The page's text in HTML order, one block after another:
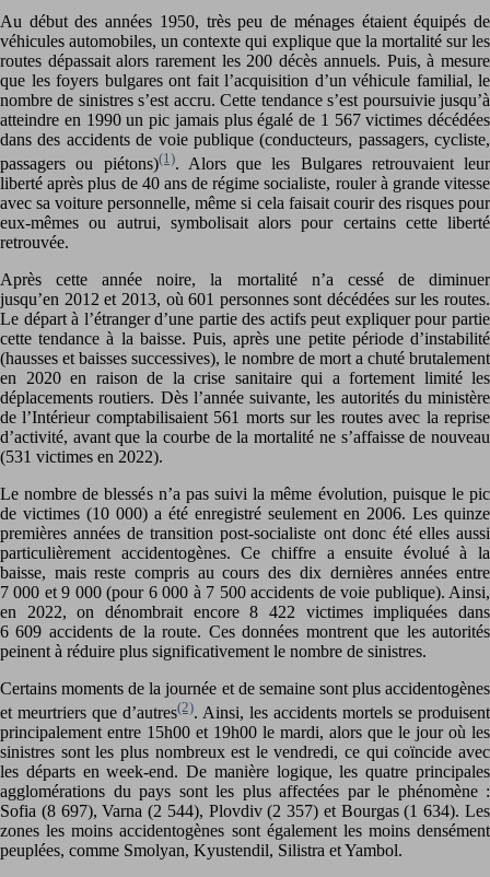
Au début des années 1950, très peu de ménages étaient équipés de
véhicules automobiles, un contexte qui explique que la mortalité sur les
routes dépassait alors rarement les 200 décès annuels. Puis, à mesure
que les foyers bulgares ont fait l’acquisition d’un véhicule familial, le
nombre de sinistres s’est accru. Cette tendance s’est poursuivie jusqu’à
atteindre en 1990 un pic jamais plus égalé de 1 567 victimes décédées
dans des accidents de voie publique (conducteurs, passagers, cycliste,
passagers ou piétons)(1). Alors que les Bulgares retrouvaient leur
liberté après plus de 40 ans de régime socialiste, rouler à grande vitesse
avec sa voiture personnelle, même si cela faisait courir des risques pour
eux-mêmes ou autrui, symbolisait alors pour certains cette liberté
retrouvée.
Après cette année noire, la mortalité n’a cessé de diminuer
jusqu’en 2012 et 2013, où 601 personnes sont décédées sur les routes.
Le départ à l’étranger d’une partie des actifs peut expliquer pour partie
cette tendance à la baisse. Puis, après une petite période d’instabilité
(hausses et baisses successives), le nombre de mort a chuté brutalement
en 2020 en raison de la crise sanitaire qui a fortement limité les
déplacements routiers. Dès l’année suivante, les autorités du ministère
de l’Intérieur comptabilisaient 561 morts sur les routes avec la reprise
d’activité, avant que la courbe de la mortalité ne s’affaisse de nouveau
(531 victimes en 2022).
Le nombre de blessés n’a pas suivi la même évolution, puisque le pic
de victimes (10 000) a été enregistré seulement en 2006. Les quinze
premières années de transition post-socialiste ont donc été elles aussi
particulièrement accidentogènes. Ce chiffre a ensuite évolué à la
baisse, mais reste compris au cours des dix dernières années entre
7 000 et 9 000 (pour 6 000 à 7 500 accidents de voie publique). Ainsi,
en 2022, on dénombrait encore 8 422 victimes impliquées dans
6 609 accidents de la route. Ces données montrent que les autorités
peinent à réduire plus significativement le nombre de sinistres.
Certains moments de la journée et de semaine sont plus accidentogènes
et meurtriers que d’autres(2). Ainsi, les accidents mortels se produisent
principalement entre 15h00 et 19h00 le mardi, alors que le jour où les
sinistres sont les plus nombreux est le vendredi, ce qui coïncide avec
les départs en week-end. De manière logique, les quatre principales
agglomérations du pays sont les plus affectées par le phénomène :
Sofia (8 697), Varna (2 544), Plovdiv (2 357) et Bourgas (1 634). Les
zones les moins accidentogènes sont également les moins densément
peuplées, comme Smolyan, Kyustendil, Silistra et Yambol.